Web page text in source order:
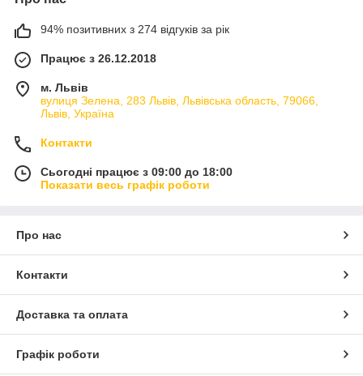
94% позитивних з 274 відгуків за рік
Працює з 26.12.2018
м. Львів
вулиця Зелена, 283 Львів, Львівська область, 79066,
Львів, Україна
Контакти
Сьогодні працює з 09:00 до 18:00
Показати весь графік роботи
Про нас
Контакти
Доставка та оплата
Графік роботи